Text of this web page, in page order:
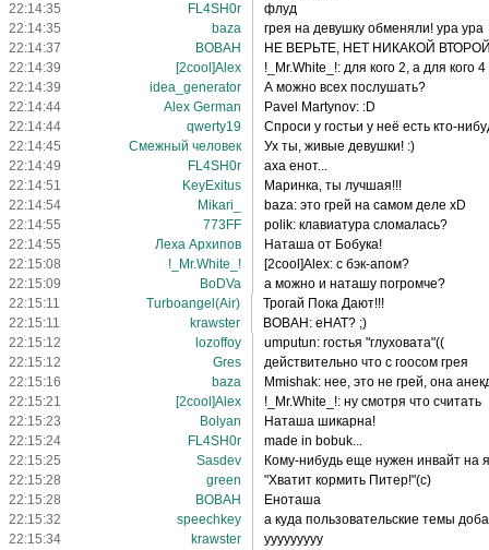
22:14:35
FL4SH0r
флуд
22:14:35
baza
грея на девушку обменяли! ура ура
22:14:37
BOBAH
НЕ ВЕРЬТЕ, НЕТ НИКАКОЙ
22:14:39
[2cool]Alex
!_Mr.White_!: для кого 2, а для кого 4
22:14:39
idea_generator
А можно всех послушать?
22:14:44
Alex German
Pavel Martynov: :D
22:14:44
qwerty19
Спроси у гостьи у неё есть кто-
22:14:45
Смежный человек
Ух ты, живые девушки! :)
22:14:49
FL4SH0r
аха енот...
22:14:51
KeyExitus
Маринка, ты лучшая!!!
22:14:54
Mikari_
baza: это грей на самом деле xD
22:14:55
773FF
polik: клавиатура сломалась?
22:14:55
Леха Архипов
Наташа от Бобука!
22:15:08
!_Mr.White_!
[2cool]Alex: с бэк-апом?
22:15:09
BoDVa
а можно и наташу погромче?
22:15:11
Turboangel(Air)
Трогай Пока Дают!!!
22:15:11
krawster
BOBAH: еНАТ? ;)
22:15:12
lozoffoy
umputun: гостья "глуховата"((
22:15:12
Gres
действительно что с гоосом грея
22:15:16
baza
Mmishak: нее, это не грей, она
22:15:21
[2cool]Alex
!_Mr.White_!: ну смотря что считать
22:15:23
Bolyan
Наташа шикарна!
22:15:24
FL4SH0r
made in bobuk...
22:15:25
Sasdev
Кому-нибудь еще нужен инвайт на
22:15:28
green
"Хватит кормить Питер!"(с)
22:15:28
BOBAH
Еноташа
22:15:32
speechkey
а куда пользовательские темы
22:15:34
krawster
ууууууууу